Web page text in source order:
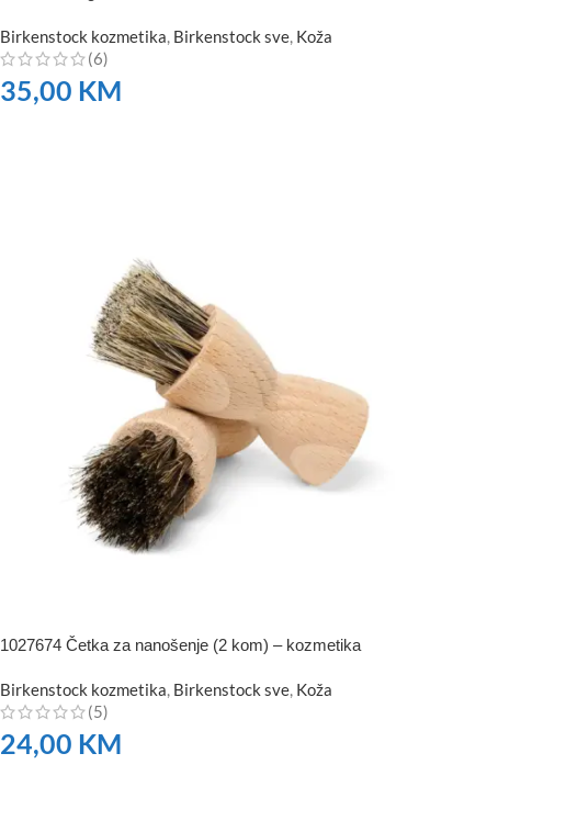
Birkenstock kozmetika, Birkenstock sve, Koža
(6)
35,00 KM
1027674 Četka za nanošenje (2 kom) – kozmetika
Birkenstock kozmetika, Birkenstock sve, Koža
(5)
24,00 KM